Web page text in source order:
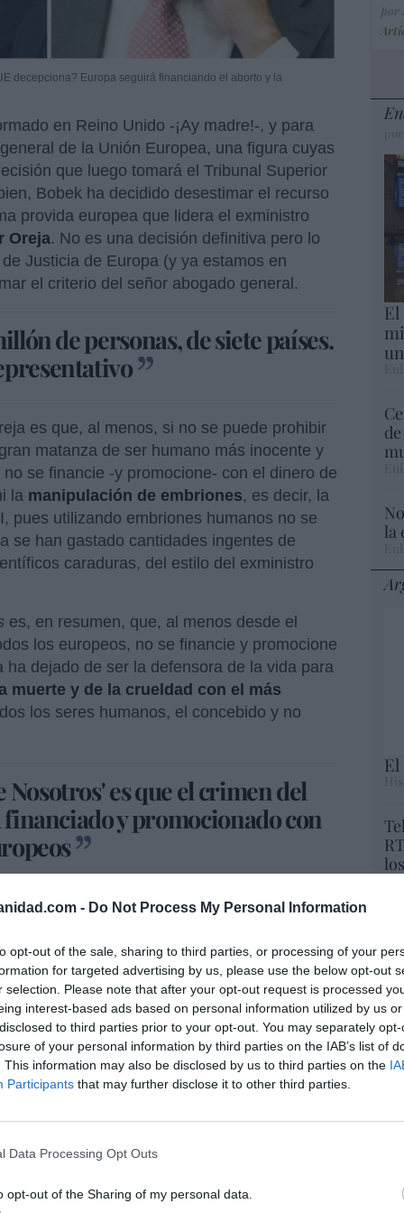
- Do Not Process My Personal Information
opt-out of the sale, sharing to third parties, or processing of your
for targeted advertising by us, please use the below opt-out
selection. Please note that after your opt-out request is processed
interest-based ads based on personal information utilized by us
to third parties prior to your opt-out. You may separately
of your personal information by third parties on the IAB’s list of
This information may also be disclosed by us to third parties on the
Participants that may further disclose it to other third parties.
Data Processing Opt Outs
opt-out of the Sharing of my personal data.
decepciona? Europa seguirá financiando el aborto y la
en Reino Unido -¡Ay madre!-, y para
de la Unión Europea, una figura cuyas
que luego tomará el Tribunal Superior
Bobek ha decidido desestimar el recurso
provida europea que lidera el exministro
Oreja. No es una decisión definitiva pero lo
Justicia de Europa (y ya estamos en
el criterio del señor abogado general.
de personas, de siete países.
es que, al menos, si no se puede prohibir
matanza de ser humano más inocente y
se financie -y promocione- con el dinero de
la manipulación de embriones, es decir, la
pues utilizando embriones humanos no se
se han gastado cantidades ingentes de
caraduras, del estilo del exministro
es, en resumen, que, al menos desde el
los europeos, no se financie y promocione
dejado de ser la defensora de la vida para
muerte y de la crueldad con el más
los seres humanos, el concebido y no
es que el crimen del
financiado y promocionado con
se rasgarían las vestiduras si alguien
tildado de fascista.
Nosotrosy la existencia misma de este
el veto del amigo Michal Bobek aUno de
no es otro que la persona no nacida.
europeo decepciona? ¿Comprenden por
en la Unión Europea y la considera, no
derecho a la vida
la
tu